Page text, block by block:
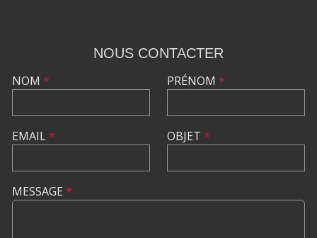
NOUS CONTACTER
NOM *
EMAIL*
PRÉNOM *
OBJET *
MESSAGE *